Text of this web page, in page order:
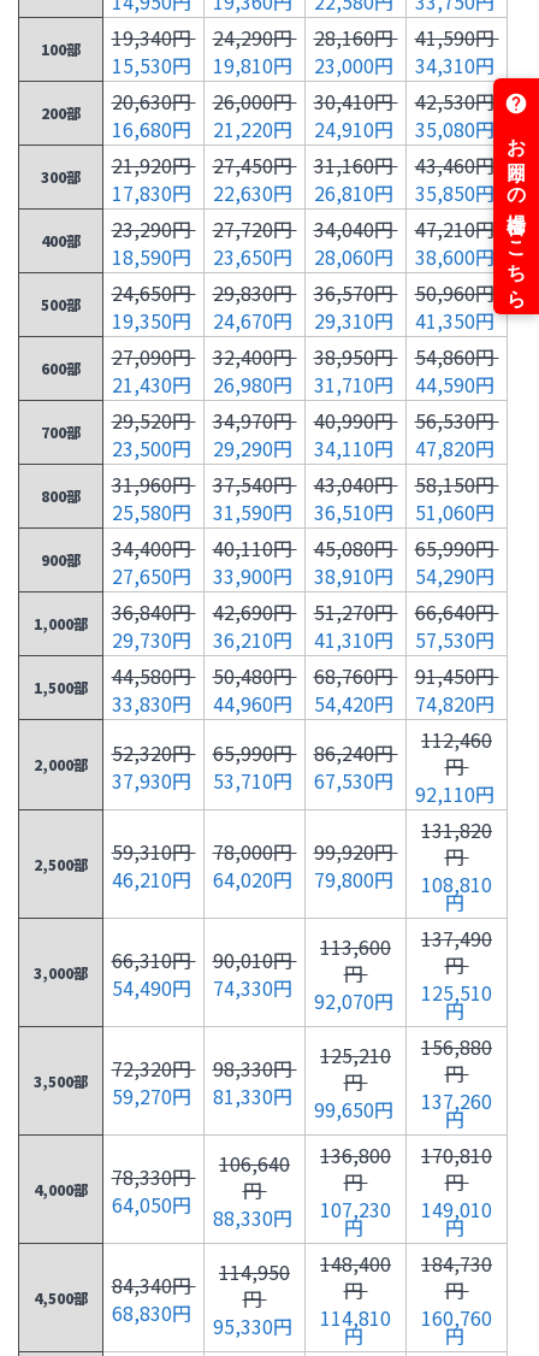
100部
19,340円
15,530円
24,290円
19,810円
28,160円
23,000円
41,590円
34,310円
200部
20,630円
16,680円
26,000円
21,220円
30,410円
24,910円
42,530円
35,080円
300部
21,920円
17,830円
27,450円
22,630円
31,160円
26,810円
43,460円
35,850円
400部
23,290円
18,590円
27,720円
23,650円
34,040円
28,060円
47,210円
38,600円
500部
24,650円
19,350円
29,830円
24,670円
36,570円
29,310円
50,960円
41,350円
600部
27,090円
21,430円
32,400円
26,980円
38,950円
31,710円
54,860円
44,590円
700部
29,520円
23,500円
34,970円
29,290円
40,990円
34,110円
56,530円
47,820円
800部
31,960円
25,580円
37,540円
31,590円
43,040円
36,510円
58,150円
51,060円
900部
34,400円
27,650円
40,110円
33,900円
45,080円
38,910円
65,990円
54,290円
1,000部
36,840円
29,730円
42,690円
36,210円
51,270円
41,310円
66,640円
57,530円
1,500部
44,580円
33,830円
50,480円
44,960円
68,760円
54,420円
91,450円
74,820円
2,000部
52,320円
37,930円
65,990円
53,710円
86,240円
67,530円
112,460
円
92,110円
2,500部
59,310円
46,210円
78,000円
64,020円
99,920円
79,800円
131,820
円
108,810
円
3,000部
66,310円
54,490円
90,010円
74,330円
113,600
円
92,070円
137,490
円
125,510
円
3,500部
72,320円
59,270円
98,330円
81,330円
125,210
円
99,650円
156,880
円
137,260
円
4,000部
78,330円
64,050円
106,640
円
88,330円
136,800
円
107,230
円
170,810
円
149,010
円
4,500部
84,340円
68,830円
114,950
円
95,330円
148,400
円
114,810
円
184,730
円
160,760
円